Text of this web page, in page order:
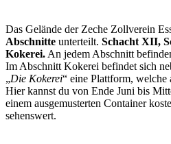
Das Gelände der Zeche Zollverein
Abschnitte unterteilt. Schacht XII,
Kokerei. An jedem Abschnitt
Im Abschnitt Kokerei befindet sich
„Die Kokerei“ eine Plattform, welche
Hier kannst du von Ende Juni bis
einem ausgemusterten Container
sehenswert.